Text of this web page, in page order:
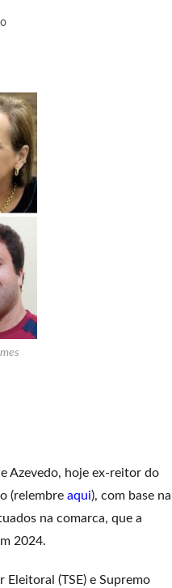
Azevedo, hoje ex-reitor do
(relembre aqui), com base na
na comarca, que a
2024.
(TSE) e Supremo